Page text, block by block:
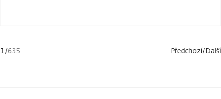
1/635 Předchozí/Další